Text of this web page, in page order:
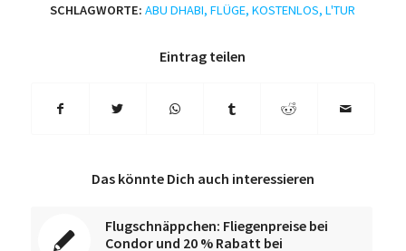
SCHLAGWORTE: ABU DHABI,FLÜGE,KOSTENLOS,L'TUR
Eintrag teilen
Das könnte Dich auch interessieren
Flugschnäppchen: Fliegenpreise bei
Condor und 20 % Rabatt bei